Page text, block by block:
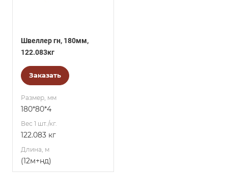
Швеллер гн, 180мм,
122.083кг
Заказать
Размер, мм
180*80*4
Вес 1 шт./кг.
122.083 кг
Длина, м
(12м+нд)